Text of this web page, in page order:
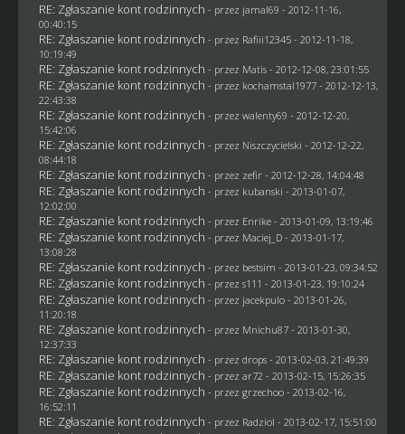
RE: Zgłaszanie kont rodzinnych - przez jamal69 - 2012-11-16,
00:40:15
RE: Zgłaszanie kont rodzinnych - przez Rafiii12345- 2012-11-18,
10:19:49
RE: Zgłaszanie kont rodzinnych - przez Matis- 2012-12-08, 23:01:55
RE: Zgłaszanie kont rodzinnych - przez kochamstal1977- 2012-12-13,
22:43:38
RE: Zgłaszanie kont rodzinnych - przez walenty69 - 2012-12-20,
15:42:06
RE: Zgłaszanie kont rodzinnych - przez Niszczycielski - 2012-12-22,
08:44:18
RE: Zgłaszanie kont rodzinnych - przez zefir- 2012-12-28, 14:04:48
RE: Zgłaszanie kont rodzinnych - przez kubanski - 2013-01-07,
12:02:00
RE: Zgłaszanie kont rodzinnych - przez Enrike- 2013-01-09, 13:19:46
RE: Zgłaszanie kont rodzinnych - przez Maciej_D- 2013-01-17,
13:08:28
RE: Zgłaszanie kont rodzinnych - przez bestsim - 2013-01-23, 09:34:52
RE: Zgłaszanie kont rodzinnych - przez s111 - 2013-01-23, 19:10:24
RE: Zgłaszanie kont rodzinnych - przez jacekpulo- 2013-01-26,
11:20:18
RE: Zgłaszanie kont rodzinnych - przez Mnichu87- 2013-01-30,
12:37:33
RE: Zgłaszanie kont rodzinnych - przez drops- 2013-02-03, 21:49:39
RE: Zgłaszanie kont rodzinnych - przez ar72 - 2013-02-15, 15:26:35
RE: Zgłaszanie kont rodzinnych - przez grzechoo - 2013-02-16,
16:52:11
RE: Zgłaszanie kont rodzinnych - przez Radziol - 2013-02-17, 15:51:00